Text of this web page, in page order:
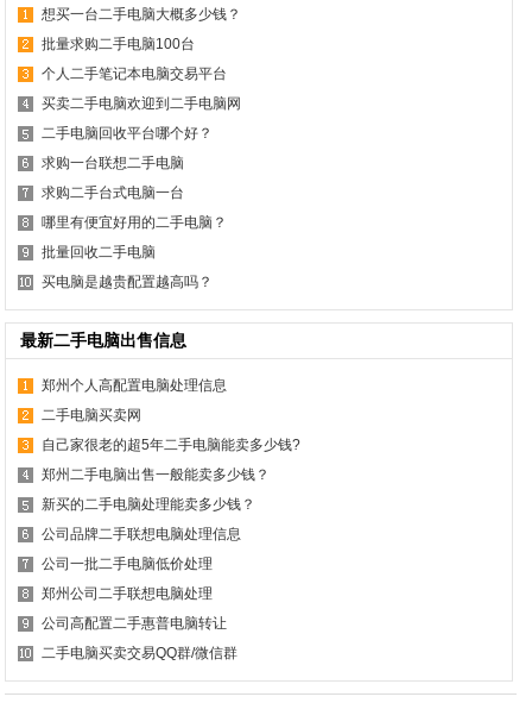
想买一台二手电脑大概多少钱？
批量求购二手电脑100台
个人二手笔记本电脑交易平台
买卖二手电脑欢迎到二手电脑网
二手电脑回收平台哪个好？
求购一台联想二手电脑
求购二手台式电脑一台
哪里有便宜好用的二手电脑？
批量回收二手电脑
买电脑是越贵配置越高吗？
最新二手电脑出售信息
郑州个人高配置电脑处理信息
二手电脑买卖网
自己家很老的超5年二手电脑能卖多少钱?
郑州二手电脑出售一般能卖多少钱？
新买的二手电脑处理能卖多少钱？
公司品牌二手联想电脑处理信息
公司一批二手电脑低价处理
郑州公司二手联想电脑处理
公司高配置二手惠普电脑转让
二手电脑买卖交易QQ群/微信群